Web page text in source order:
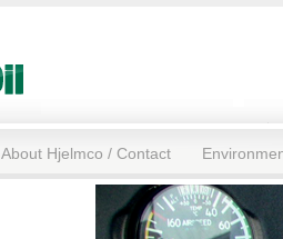
About Hjelmco / Contact